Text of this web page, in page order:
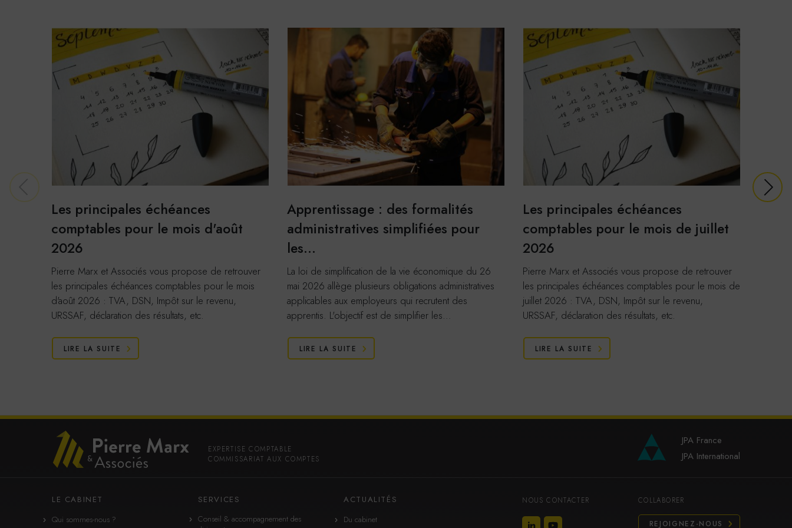
Les principales échéances
comptables pour le mois d'août
2026
Pierre Marx et Associés vous propose de retrouver
les principales échéances comptables pour le mois
d'août 2026 : TVA, DSN, Impôt sur le revenu,
URSSAF, déclaration des résultats, etc.
LIRE LA SUITE
Apprentissage : des formalités
administratives simplifiées pour
les…
La loi de simplification de la vie économique du 26
mai 2026 allège plusieurs obligations administratives
applicables aux employeurs qui recrutent des
apprentis. L'objectif est de simplifier les…
LIRE LA SUITE
Les principales échéances
comptables pour le mois de juillet
2026
Pierre Marx et Associés vous propose de retrouver
les principales échéances comptables pour le mois de
juillet 2026 : TVA, DSN, Impôt sur le revenu,
URSSAF, déclaration des résultats, etc.
LIRE LA SUITE
EXPERTISE COMPTABLE
COMMISSARIAT AUX COMPTES
JPA France
JPA International
LE CABINET
Qui sommes-nous ?
SERVICES
Conseil & accompagnement des
ACTUALITÉS
Du cabinet
NOUS CONTACTER COLLABORER
REJOIGNEZ-NOUS
Google Analytics
Cookies générés par Google Analytics pour récolter des
données statistiques.
En savoir plus